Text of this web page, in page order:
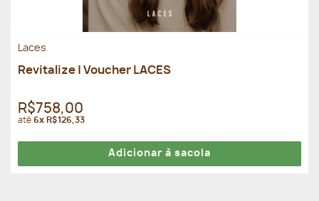
Laces
Revitalize | Voucher LACES
R$758,00
até6x R$126,33
Adicionar à sacola